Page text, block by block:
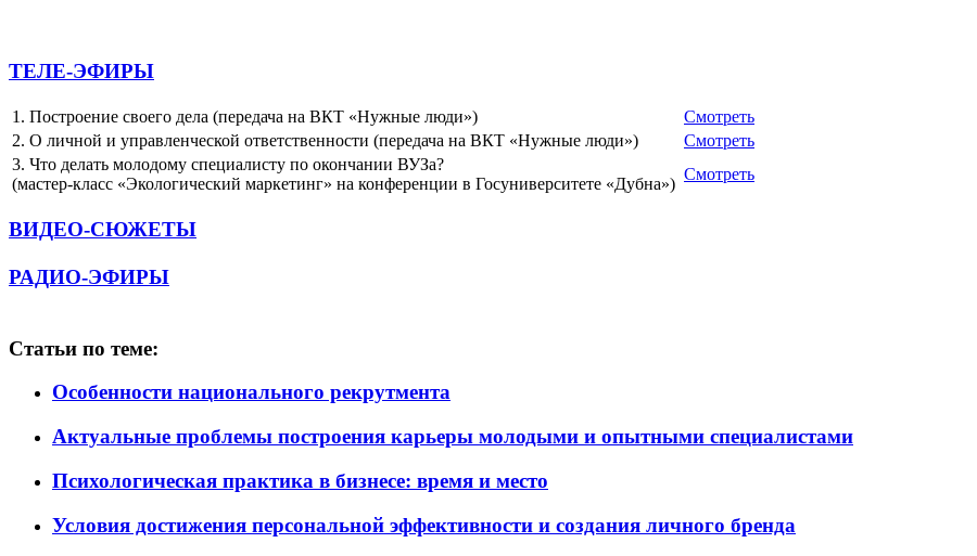
ТЕЛЕ-ЭФИРЫ
1. Построение своего дела (передача на ВКТ «Нужные люди»)
Смотреть
2. О личной и управленческой ответственности (передача на ВКТ «Нужные люди»)
Смотреть
3. Что делать молодому специалисту по окончании ВУЗа?
(мастер-класс «Экологический маркетинг» на конференции в Госуниверситете «Дубна»)
Смотреть
ВИДЕО-СЮЖЕТЫ
РАДИО-ЭФИРЫ
Статьи по теме:
Особенности национального рекрутмента
Актуальные проблемы построения карьеры молодыми и опытными специалистами
Психологическая практика в бизнесе: время и место
Условия достижения персональной эффективности и создания личного бренда